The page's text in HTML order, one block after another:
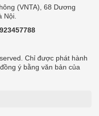
(VNTA), 68 Dương
Nội.
Chỉ được phát hành
ý bằng văn bản của